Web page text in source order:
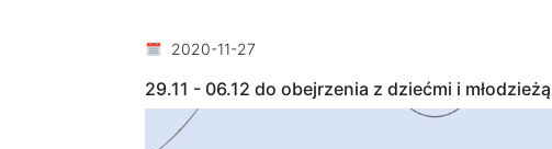
2020-11-27
29.11 - 06.12 do obejrzenia z dziećmi i